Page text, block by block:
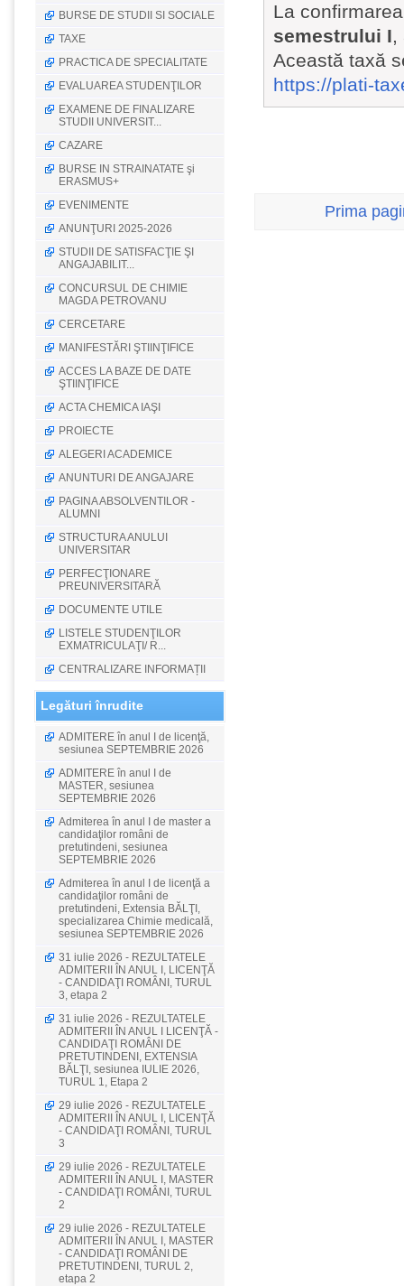
BURSE DE STUDII SI SOCIALE
TAXE
PRACTICA DE SPECIALITATE
EVALUAREA STUDENŢILOR
EXAMENE DE FINALIZARE
STUDII UNIVERSIT...
CAZARE
BURSE IN STRAINATATE şi
ERASMUS+
EVENIMENTE
ANUNŢURI 2025-2026
STUDII DE SATISFACŢIE ŞI
ANGAJABILIT...
CONCURSUL DE CHIMIE
MAGDA PETROVANU
CERCETARE
MANIFESTĂRI ŞTIINŢIFICE
ACCES LA BAZE DE DATE
ŞTIINŢIFICE
ACTA CHEMICA IAŞI
PROIECTE
ALEGERI ACADEMICE
ANUNTURI DE ANGAJARE
PAGINA ABSOLVENTILOR -
ALUMNI
STRUCTURA ANULUI
UNIVERSITAR
PERFECŢIONARE
PREUNIVERSITARĂ
DOCUMENTE UTILE
LISTELE STUDENŢILOR
EXMATRICULAŢI/ R...
CENTRALIZARE INFORMAȚII
Legături înrudite
ADMITERE în anul I de licenţă,
sesiunea SEPTEMBRIE 2026
ADMITERE în anul I de
MASTER, sesiunea
SEPTEMBRIE 2026
Admiterea în anul I de master a
candidaţilor români de
pretutindeni, sesiunea
SEPTEMBRIE 2026
Admiterea în anul I de licenţă a
candidaţilor români de
pretutindeni, Extensia BĂLŢI,
specializarea Chimie medicală,
sesiunea SEPTEMBRIE 2026
31 iulie 2026 - REZULTATELE
ADMITERII ÎN ANUL I, LICENŢĂ
- CANDIDAŢI ROMÂNI, TURUL
3, etapa 2
31 iulie 2026 - REZULTATELE
ADMITERII ÎN ANUL I LICENŢĂ -
CANDIDAŢI ROMÂNI DE
PRETUTINDENI, EXTENSIA
BĂLŢI, sesiunea IULIE 2026,
TURUL 1, Etapa 2
29 iulie 2026 - REZULTATELE
ADMITERII ÎN ANUL I, LICENŢĂ
- CANDIDAŢI ROMÂNI, TURUL
3
29 iulie 2026 - REZULTATELE
ADMITERII ÎN ANUL I, MASTER
- CANDIDAŢI ROMÂNI, TURUL
2
29 iulie 2026 - REZULTATELE
ADMITERII ÎN ANUL I, MASTER
- CANDIDAŢI ROMÂNI DE
PRETUTINDENI, TURUL 2,
etapa 2
La
semestrului I,
Această taxă
https://plati-
Prima